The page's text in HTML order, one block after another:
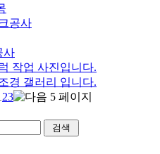
공사
사
작업 사진입니다.
경 갤러리 입니다.
23